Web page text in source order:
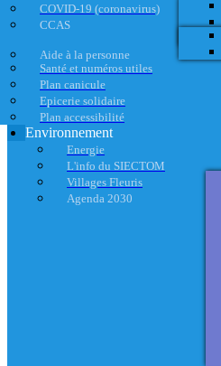
COVID-19 (coronavirus)
CCAS
Aide à la personne
Santé et numéros utiles
Plan canicule
Epicerie solidaire
Plan accessibilité
Environnement
Energie
L'info du SIECTOM
Villages Fleuris
Agenda 2030